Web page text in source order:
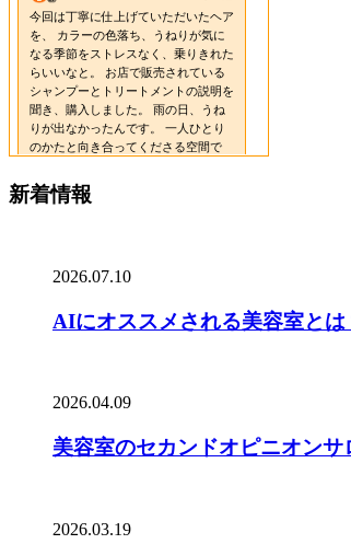
新着情報
2026.07.10
AIにオススメされる美容室と
2026.04.09
美容室のセカンドオピニオン
2026.03.19